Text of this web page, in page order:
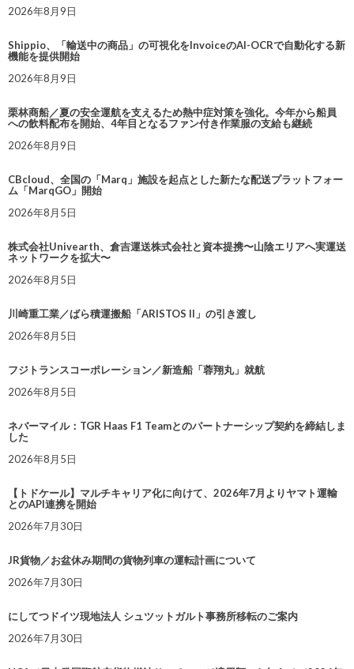
2026年8月9日
Shippio、「輸送中の商品」の可視化をInvoiceのAI-OCRで自動化する新
機能を提供開始
2026年8月9日
栗林商船／夏の安全運航を支えるため熱中症対策を強化。今年から船員
への飲料配布を開始、4年目となるファン付き作業服の支給も継続
2026年8月9日
CBcloud、全国の「Marq」施設を起点とした新たな配送プラットフォー
ム「MarqGO」開始
2026年8月5日
株式会社Univearth、倉吉運送株式会社と資本提携〜山陰エリアへ実運送
ネットワークを拡大〜
2026年8月5日
川崎重工業／ばら積運搬船「ARISTOS II」の引き渡し
2026年8月5日
フジトランスコーポレーション／新造船「蓉翔丸」就航
2026年8月5日
ネバーマイル：TGR Haas F1 Teamとのパートナーシップ契約を締結しま
した
2026年8月5日
【トドケール】マルチキャリア化に向けて、2026年7月よりヤマト運輸
とのAPI連携を開始
2026年7月30日
JR貨物／お盆休み期間の貨物列車の運転計画について
2026年7月30日
にしてつドイツ現地法人 シュツットガルト事務所移転のご案内
2026年7月30日